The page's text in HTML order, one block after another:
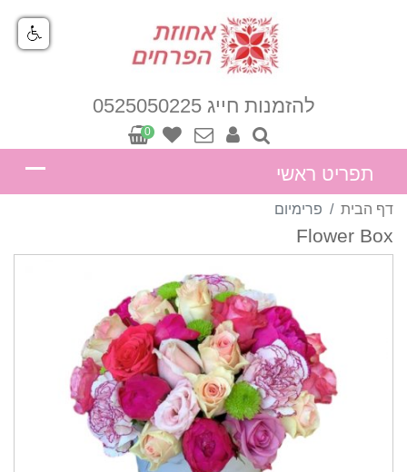
להזמנות חייג 0525050225
0
דף הבית פרימיום
Flower Box